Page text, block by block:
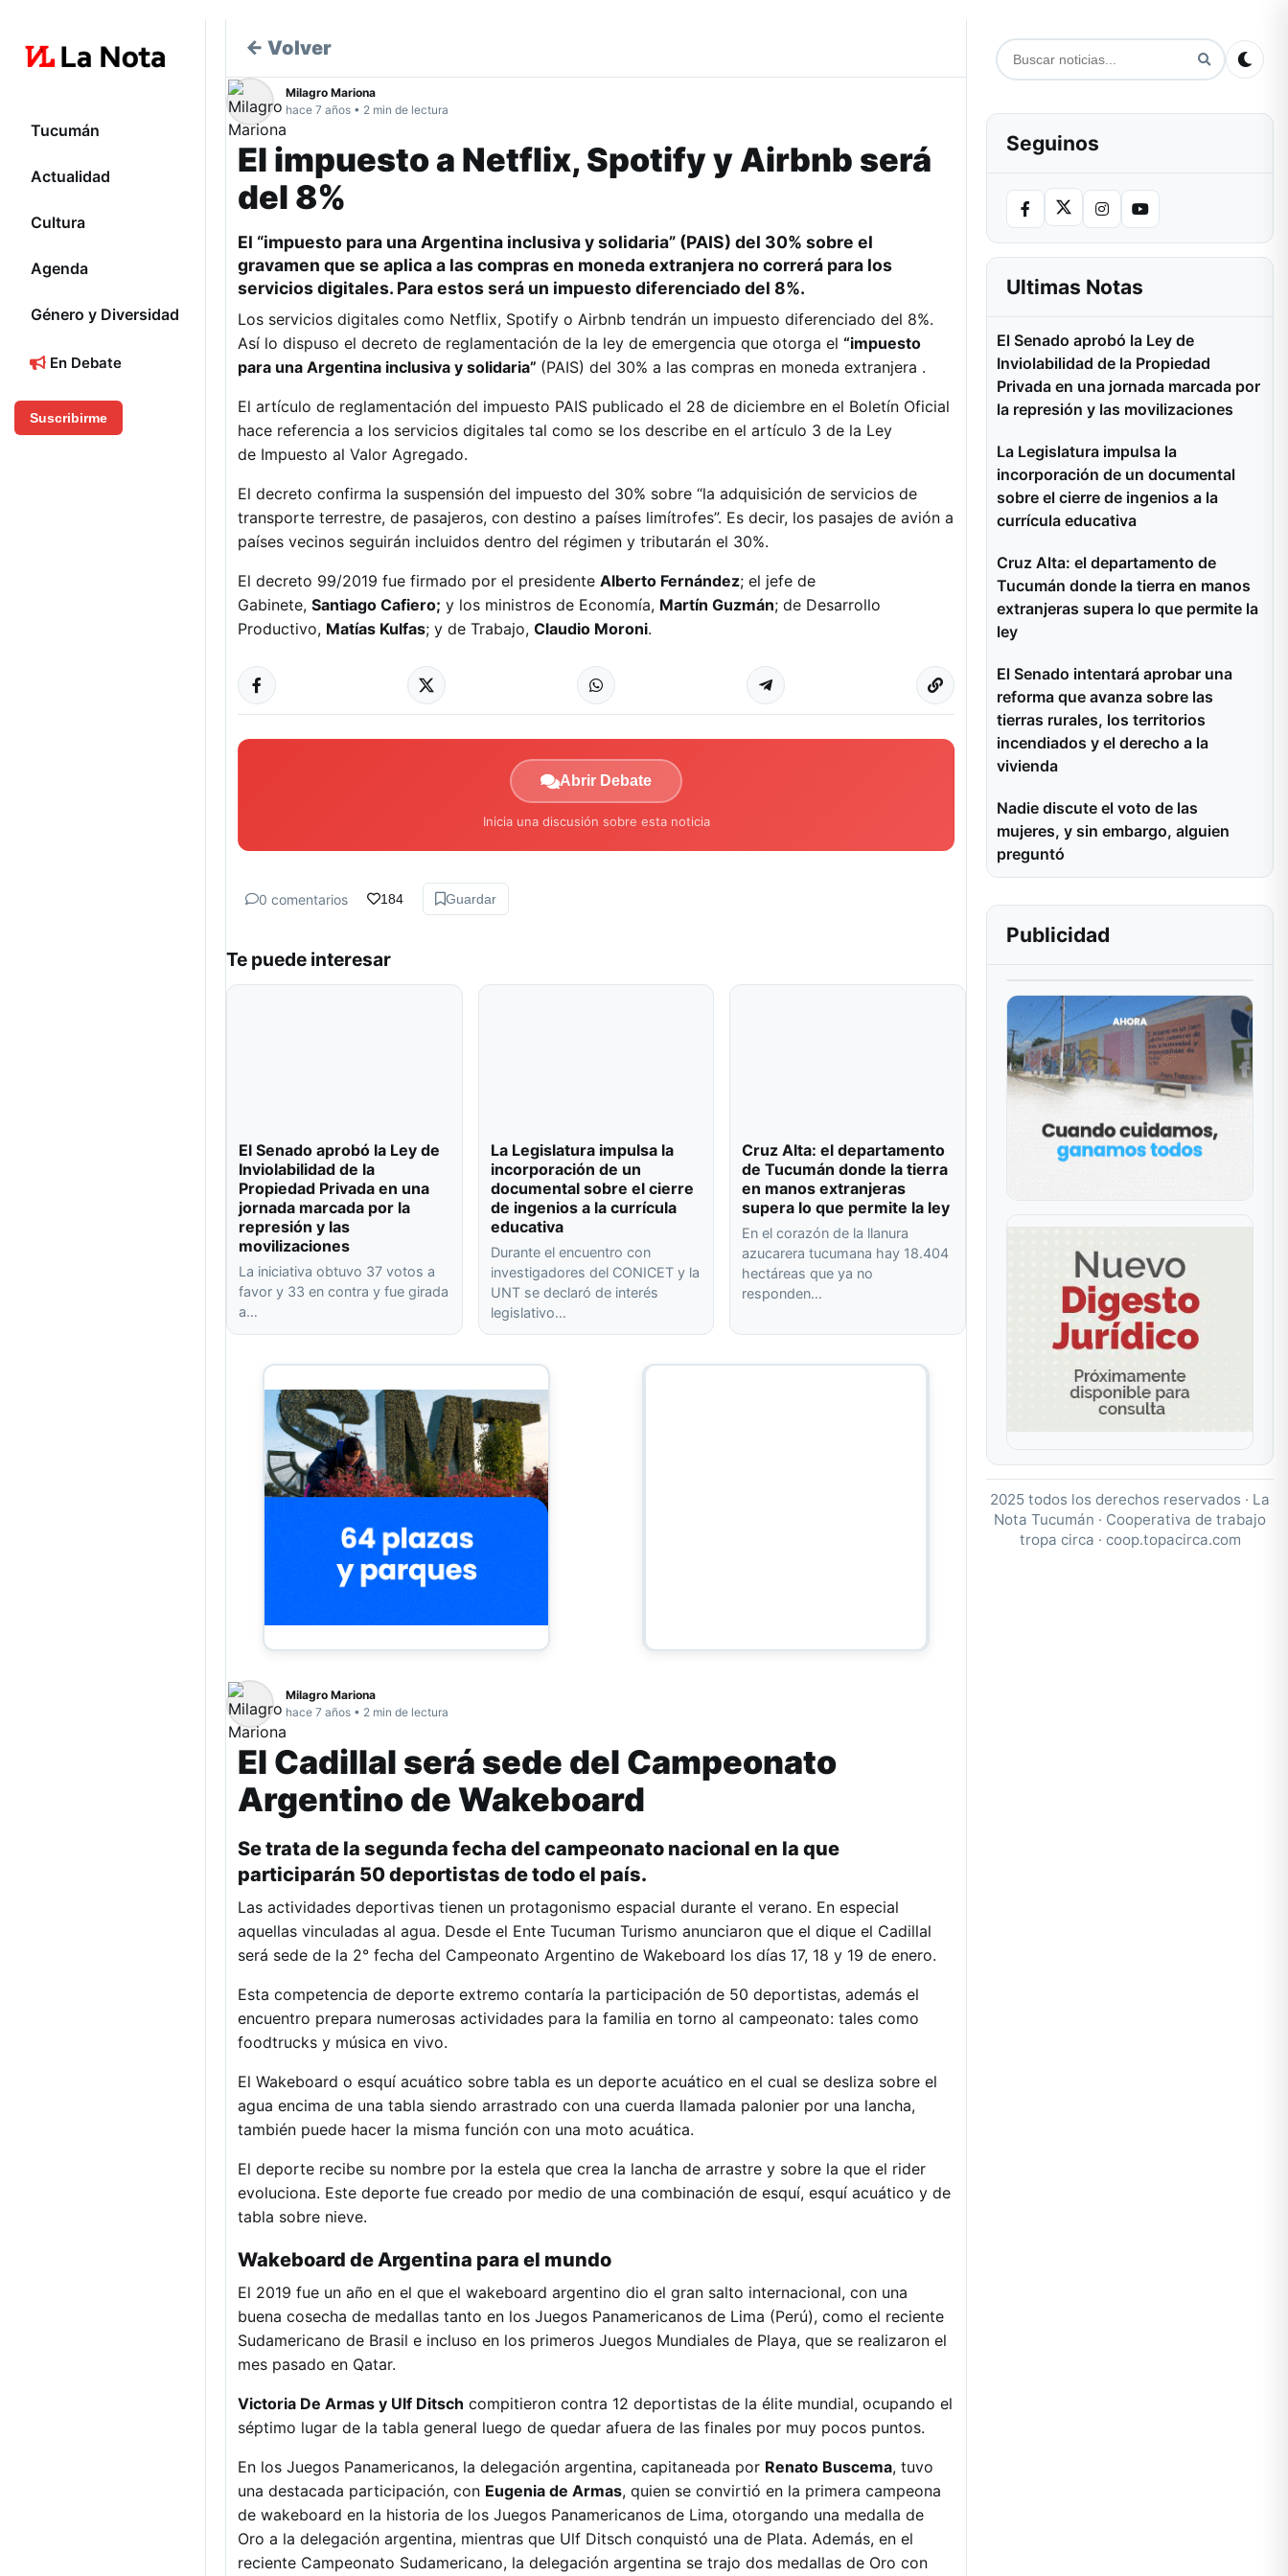
Tucumán
Actualidad
Cultura
Agenda
Género y Diversidad
En Debate
Suscribirme
← Volver
Milagro Mariona
hace 7 años • 2 min de lectura
El impuesto a Netflix, Spotify y Airbnb será
del 8%
El “impuesto para una Argentina inclusiva y solidaria” (PAIS) del 30% sobre el
gravamen que se aplica a las compras en moneda extranjera no correrá para los
servicios digitales. Para estos será un impuesto diferenciado del 8%.
Los servicios digitales como Netflix, Spotify o Airbnb tendrán un impuesto diferenciado del 8%.
Así lo dispuso el decreto de reglamentación de la ley de emergencia que otorga el “impuesto
para una Argentina inclusiva y solidaria” (PAIS) del 30% a las compras en moneda extranjera .
El artículo de reglamentación del impuesto PAIS publicado el 28 de diciembre en el Boletín Oficial
hace referencia a los servicios digitales tal como se los describe en el artículo 3 de la Ley
de Impuesto al Valor Agregado.
El decreto confirma la suspensión del impuesto del 30% sobre “la adquisición de servicios de
transporte terrestre, de pasajeros, con destino a países limítrofes”. Es decir, los pasajes de avión a
países vecinos seguirán incluidos dentro del régimen y tributarán el 30%.
El decreto 99/2019 fue firmado por el presidente Alberto Fernández; el jefe de
Gabinete, Santiago Cafiero; y los ministros de Economía, Martín Guzmán; de Desarrollo
Productivo, Matías Kulfas; y de Trabajo, Claudio Moroni.
Abrir Debate
Inicia una discusión sobre esta noticia
0 comentarios 184 Guardar
Te puede interesar
El Senado aprobó la Ley de
Inviolabilidad de la
Propiedad Privada en una
jornada marcada por la
represión y las
movilizaciones
La iniciativa obtuvo 37 votos a
favor y 33 en contra y fue girada
a…
La Legislatura impulsa la
incorporación de un
documental sobre el cierre
de ingenios a la currícula
educativa
Durante el encuentro con
investigadores del CONICET y la
UNT se declaró de interés
legislativo…
Cruz Alta: el departamento
de Tucumán donde la tierra
en manos extranjeras
supera lo que permite la ley
En el corazón de la llanura
azucarera tucumana hay 18.404
hectáreas que ya no
responden…
Milagro Mariona
hace 7 años • 2 min de lectura
El Cadillal será sede del Campeonato
Argentino de Wakeboard
Se trata de la segunda fecha del campeonato nacional en la que
participarán 50 deportistas de todo el país.
Las actividades deportivas tienen un protagonismo espacial durante el verano. En especial
aquellas vinculadas al agua. Desde el Ente Tucuman Turismo anunciaron que el dique el Cadillal
será sede de la 2° fecha del Campeonato Argentino de Wakeboard los días 17, 18 y 19 de enero.
Esta competencia de deporte extremo contaría la participación de 50 deportistas, además el
encuentro prepara numerosas actividades para la familia en torno al campeonato: tales como
foodtrucks y música en vivo.
El Wakeboard o esquí acuático sobre tabla es un deporte acuático en el cual se desliza sobre el
agua encima de una tabla siendo arrastrado con una cuerda llamada palonier por una lancha,
también puede hacer la misma función con una moto acuática.
El deporte recibe su nombre por la estela que crea la lancha de arrastre y sobre la que el rider
evoluciona. Este deporte fue creado por medio de una combinación de esquí, esquí acuático y de
tabla sobre nieve.
Wakeboard de Argentina para el mundo
El 2019 fue un año en el que el wakeboard argentino dio el gran salto internacional, con una
buena cosecha de medallas tanto en los Juegos Panamericanos de Lima (Perú), como el reciente
Sudamericano de Brasil e incluso en los primeros Juegos Mundiales de Playa, que se realizaron el
mes pasado en Qatar.
Victoria De Armas y Ulf Ditsch compitieron contra 12 deportistas de la élite mundial, ocupando el
séptimo lugar de la tabla general luego de quedar afuera de las finales por muy pocos puntos.
En los Juegos Panamericanos, la delegación argentina, capitaneada por Renato Buscema, tuvo
una destacada participación, con Eugenia de Armas, quien se convirtió en la primera campeona
de wakeboard en la historia de los Juegos Panamericanos de Lima, otorgando una medalla de
Oro a la delegación argentina, mientras que Ulf Ditsch conquistó una de Plata. Además, en el
reciente Campeonato Sudamericano, la delegación argentina se trajo dos medallas de Oro con
Seguinos
Ultimas Notas
El Senado aprobó la Ley de
Inviolabilidad de la Propiedad
Privada en una jornada marcada por
la represión y las movilizaciones
La Legislatura impulsa la
incorporación de un documental
sobre el cierre de ingenios a la
currícula educativa
Cruz Alta: el departamento de
Tucumán donde la tierra en manos
extranjeras supera lo que permite la
ley
El Senado intentará aprobar una
reforma que avanza sobre las
tierras rurales, los territorios
incendiados y el derecho a la
vivienda
Nadie discute el voto de las
mujeres, y sin embargo, alguien
preguntó
Publicidad
2025 todos los derechos reservados · La
Nota Tucumán · Cooperativa de trabajo
tropa circa · coop.topacirca.com